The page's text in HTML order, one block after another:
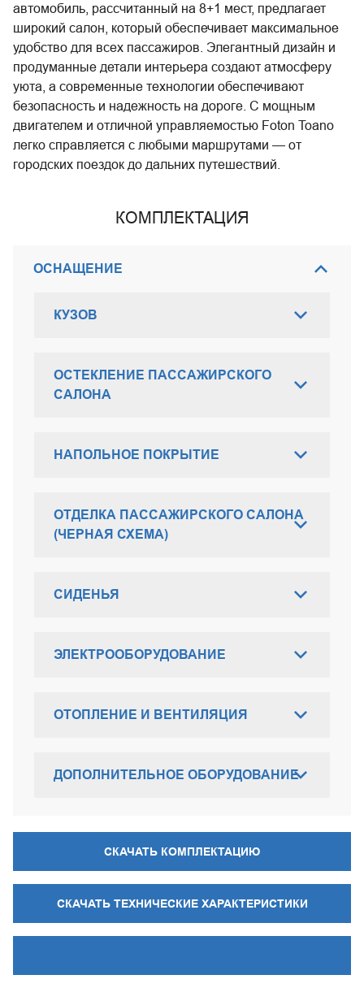
автомобиль, рассчитанный на 8+1 мест, предлагает
широкий салон, который обеспечивает максимальное
удобство для всех пассажиров. Элегантный дизайн и
продуманные детали интерьера создают атмосферу
уюта, а современные технологии обеспечивают
безопасность и надежность на дороге. С мощным
двигателем и отличной управляемостью Foton Toano
легко справляется с любыми маршрутами — от
городских поездок до дальних путешествий.
КОМПЛЕКТАЦИЯ
ОСНАЩЕНИЕ
КУЗОВ
ОСТЕКЛЕНИЕ ПАССАЖИРСКОГО
САЛОНА
НАПОЛЬНОЕ ПОКРЫТИЕ
ОТДЕЛКА ПАССАЖИРСКОГО САЛОНА
(ЧЕРНАЯ СХЕМА)
СИДЕНЬЯ
ЭЛЕКТРООБОРУДОВАНИЕ
ОТОПЛЕНИЕ И ВЕНТИЛЯЦИЯ
ДОПОЛНИТЕЛЬНОЕ ОБОРУДОВАНИЕ
СКАЧАТЬ КОМПЛЕКТАЦИЮ
СКАЧАТЬ ТЕХНИЧЕСКИЕ ХАРАКТЕРИСТИКИ